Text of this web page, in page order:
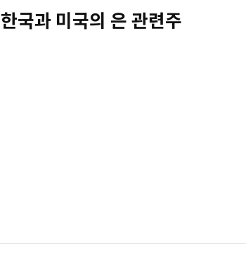
한국과 미국의 은 관련주